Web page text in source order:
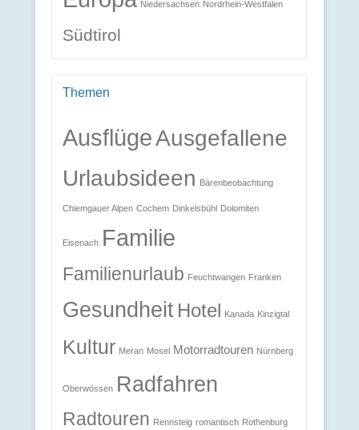
Niedersachsen Nordrhein-Westfalen
Südtirol
Themen
AusflügeAusgefallene
Urlaubsideen Bärenbeobachtung
Chiemgauer Alpen Cochem Dinkelsbühl Dolomiten
Eisenach Familie
Familienurlaub Feuchtwangen Franken
Gesundheit Hotel Kanada Kinzigtal
Kultur Meran Mosel Motorradtouren Nürnberg
Oberwössen Radfahren
Radtouren Rennsteig romantisch Rothenburg